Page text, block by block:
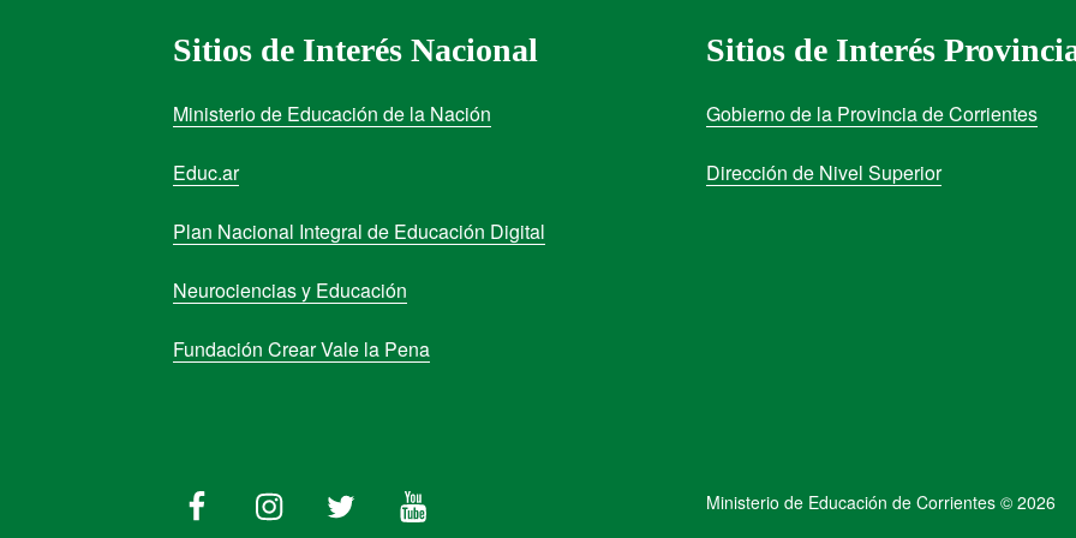
Sitios de Interés Nacional
Ministerio de Educación de la Nación
Educ.ar
Plan Nacional Integral de Educación Digital
Neurociencias y Educación
Fundación Crear Vale la Pena
Sitios de Interés
Gobierno de la Provincia de Corrientes
Dirección de Nivel Superior
Ministerio de Educación de Corrientes © 2026